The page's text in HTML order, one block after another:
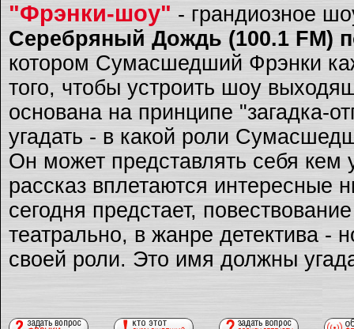
"Фрэнки-шоу" - грандиозное
Серебряный Дождь (100.1 FM)
котором Сумасшедший Фрэнки
того, чтобы устроить шоу
основана на принципе "загадка-
угадать - в какой роли
Он может представлять себя
рассказ вплетаются интересные
сегодня предстает,
театрально, в жанре детектива -
своей роли. Это имя должны